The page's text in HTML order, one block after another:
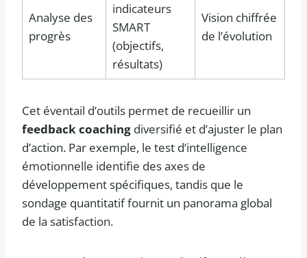
Analyse des
progrès
indicateurs
SMART
(objectifs,
résultats)
Vision chiffrée
de l’évolution
Cet éventail d’outils permet de recueillir un
feedback coaching diversifié et d’ajuster le plan
d’action. Par exemple, le test d’intelligence
émotionnelle identifie des axes de
développement spécifiques, tandis que le
sondage quantitatif fournit un panorama global
de la satisfaction.